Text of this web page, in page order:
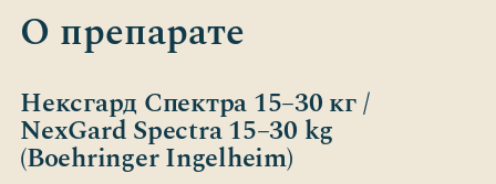
О препарате
Нексгард Спектра 15–30 кг /
NexGard Spectra 15–30 kg
(Boehringer Ingelheim)